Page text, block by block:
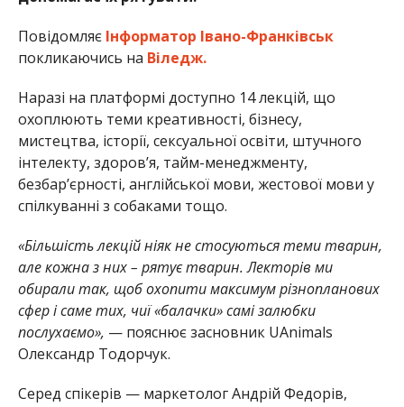
Повідомляє Інформатор Івано-Франківськ
покликаючись на Віледж.
Наразі на платформі доступно 14 лекцій, що
охоплюють теми креативності, бізнесу,
мистецтва, історії, сексуальної освіти, штучного
інтелекту, здоров’я, тайм-менеджменту,
безбар’єрності, англійської мови, жестової мови у
спілкуванні з собаками тощо.
«Більшість лекцій ніяк не стосуються теми тварин,
але кожна з них – рятує тварин. Лекторів ми
обирали так, щоб охопити максимум різнопланових
сфер і саме тих, чиї «балачки» самі залюбки
послухаємо», — пояснює засновник UAnimals
Олександр Тодорчук.
Серед спікерів — маркетолог Андрій Федорів,